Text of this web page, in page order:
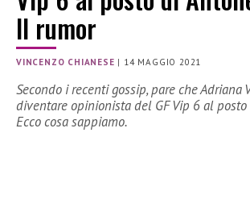
Il rumor
VINCENZO CHIANESE | 14 MAGGIO 2021
Secondo i recenti gossip, pare che Adriana
diventare opinionista del GF Vip 6 al
Ecco cosa sappiamo.